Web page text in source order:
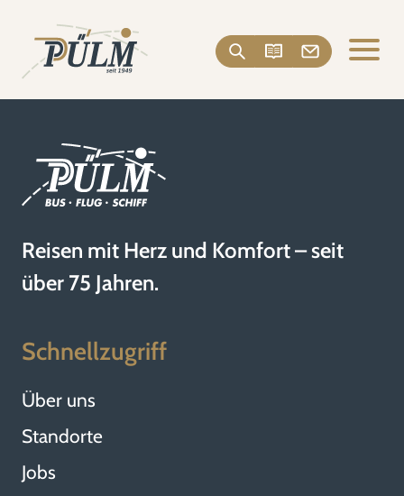
Reisen mit Herz und Komfort – seit
über 75 Jahren.
Schnellzugriff
Über uns
Standorte
Jobs